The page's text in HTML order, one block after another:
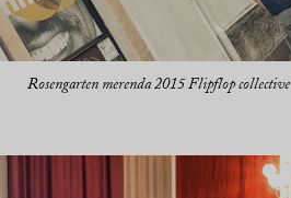
Rosengarten merenda 2015 Flipflop collective